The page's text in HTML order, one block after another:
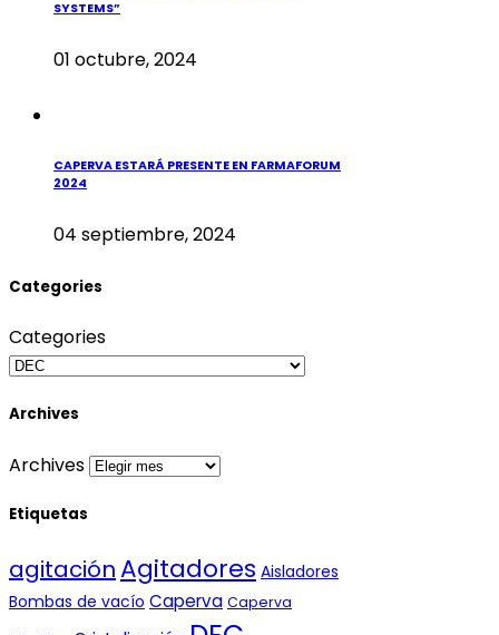
SYSTEMS”
01 octubre, 2024
CAPERVA ESTARÁ PRESENTE EN FARMAFORUM
2024
04 septiembre, 2024
Categories
Categories
Archives
Archives
Etiquetas
agitaciónAgitadores Aisladores
Bombas de vacío Caperva Caperva